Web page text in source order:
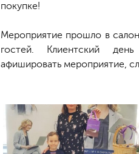
покупке!
Мероприятие прошло в
гостей. Клиентский
афишировать мероприятие,